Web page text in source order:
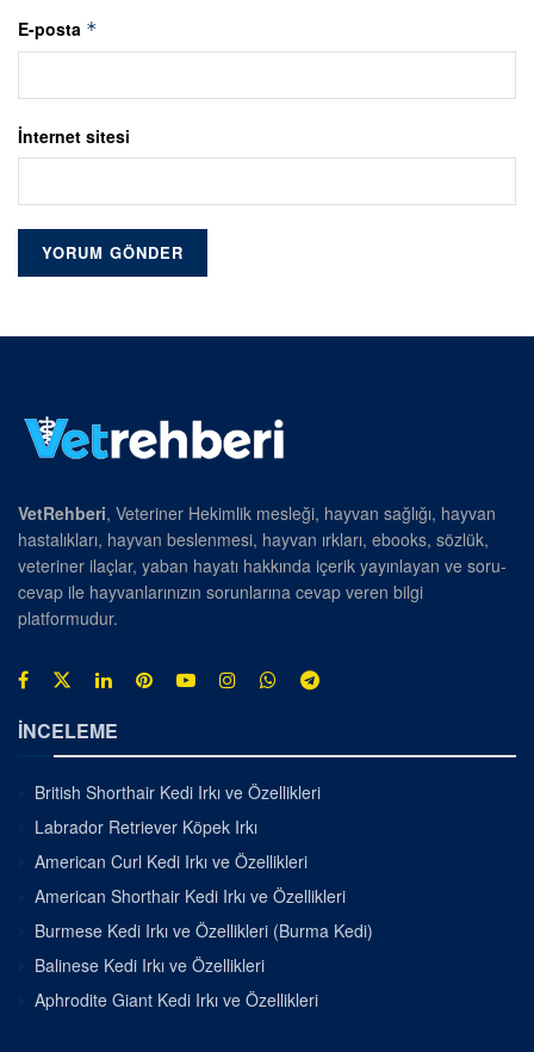
E-posta *
İnternet sitesi
VetRehberi, Veteriner Hekimlik mesleği, hayvan sağlığı, hayvan
hastalıkları, hayvan beslenmesi, hayvan ırkları, ebooks, sözlük,
veteriner ilaçlar, yaban hayatı hakkında içerik yayınlayan ve soru-
cevap ile hayvanlarınızın sorunlarına cevap veren bilgi
platformudur.
İNCELEME
British Shorthair Kedi Irkı ve Özellikleri
Labrador Retriever Köpek Irkı
American Curl Kedi Irkı ve Özellikleri
American Shorthair Kedi Irkı ve Özellikleri
Burmese Kedi Irkı ve Özellikleri (Burma Kedi)
Balinese Kedi Irkı ve Özellikleri
Aphrodite Giant Kedi Irkı ve Özellikleri